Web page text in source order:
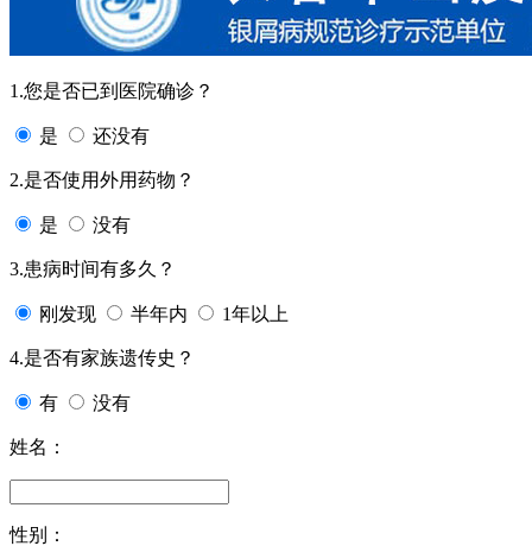
1.您是否已到医院确诊？
是 还没有
2.是否使用外用药物？
是 没有
3.患病时间有多久？
刚发现 半年内 1年以上
4.是否有家族遗传史？
有 没有
姓名：
性别：